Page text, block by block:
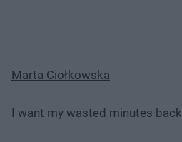
Marta Ciołkowska
I want my wasted minutes back